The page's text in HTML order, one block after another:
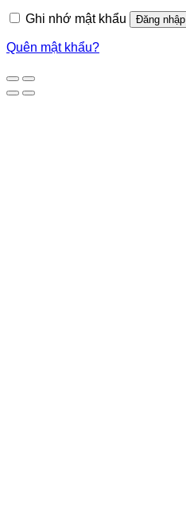
Ghi nhớ mật khẩu Đăng nhập
Quên mật khẩu?